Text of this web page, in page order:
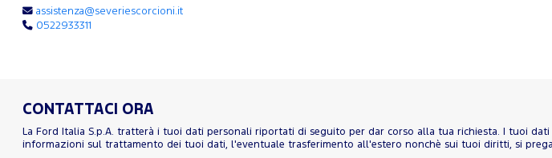
assistenza@severiescorcioni.it
0522933311
CONTATTACI ORA
La Ford Italia S.p.A. tratterà i tuoi dati personali riportati di seguito per dar corso alla tua richiesta. I tuoi
informazioni sul trattamento dei tuoi dati, l'eventuale trasferimento all'estero nonchè sui tuoi diritti, si